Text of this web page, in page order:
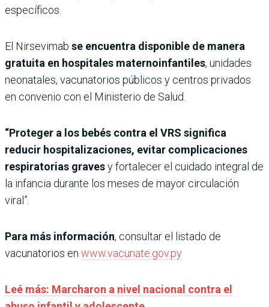
específicos.
El Nirsevimab se encuentra disponible de manera
gratuita en hospitales maternoinfantiles, unidades
neonatales, vacunatorios públicos y centros privados
en convenio con el Ministerio de Salud.
“Proteger a los bebés contra el VRS significa
reducir hospitalizaciones, evitar complicaciones
respiratorias gravesy fortalecer el cuidado integral de
la infancia durante los meses de mayor circulación
viral”.
Para más información, consultar el listado de
vacunatorios en www.vacunate.gov.py
Leé más: Marcharon a nivel nacional contra el